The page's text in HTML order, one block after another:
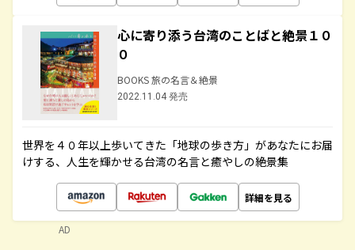
心に寄り添う台湾のことばと絶景１０
０
BOOKS 旅の名言＆絶景
2022.11.04 発売
世界を４０年以上歩いてきた「地球の歩き方」があなたにお届
けする、人生を輝かせる台湾の名言と癒やしの絶景集
詳細を見る
AD